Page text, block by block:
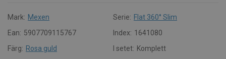
Mark: Mexen Serie: Flat 360° Slim
Ean: 5907709115767 Index: 1641080
Färg: Rosa guld I setet: Komplett